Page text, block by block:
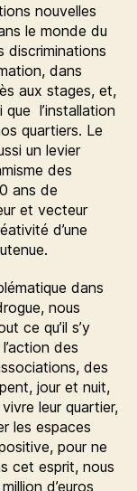
nouvelles
le monde du
discriminations
dans
aux stages, et,
que l’installation
quartiers. Le
un levier
des
ans de
et vecteur
d’une
dans
nous
ce qu’il s’y
des
des
jour et nuit,
leur quartier,
les espaces
pour ne
cet esprit, nous
d’euros